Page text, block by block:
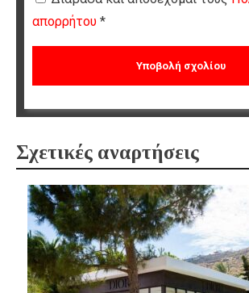
απορρήτου *
Σχετικές αναρτήσεις